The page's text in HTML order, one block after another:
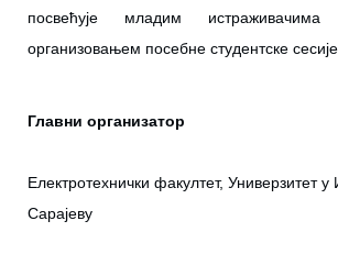
посвећује младим
организовањем посебне студентске сесије.
Главни организатор
Електротехнички факултет, Универзитет у
Сарајеву